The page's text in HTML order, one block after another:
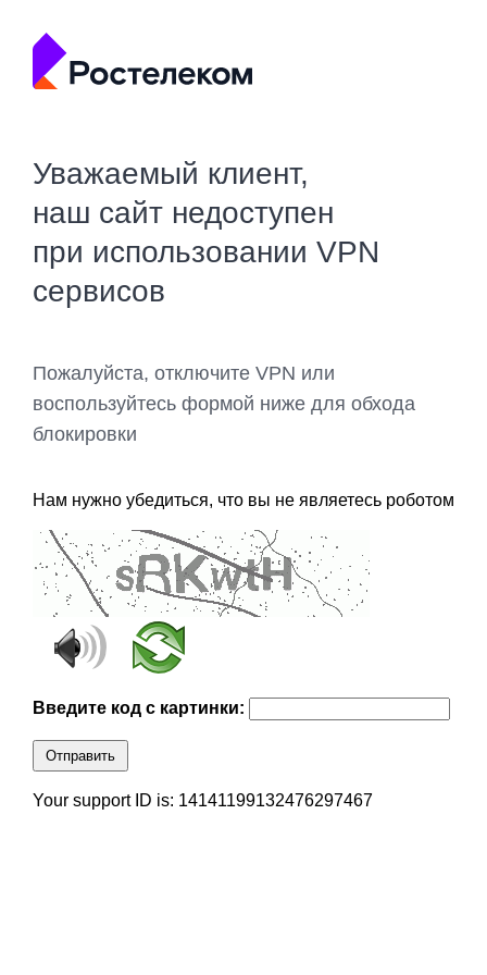
Уважаемый клиент,
наш сайт недоступен
при использовании VPN
сервисов
Пожалуйста, отключите VPN или
воспользуйтесь формой ниже для обхода
блокировки
Нам нужно убедиться, что вы не являетесь роботом
Введите код с картинки:
Отправить
Your support ID is: 14141199132476297467